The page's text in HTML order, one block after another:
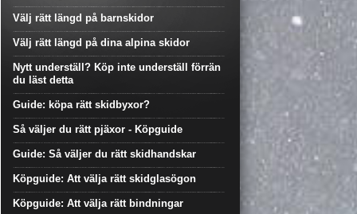
Välj rätt längd på barnskidor
Välj rätt längd på dina alpina skidor
Nytt underställ? Köp inte underställ förrän
du läst detta
Guide: köpa rätt skidbyxor?
Så väljer du rätt pjäxor - Köpguide
Guide: Så väljer du rätt skidhandskar
Köpguide: Att välja rätt skidglasögon
Köpguide: Att välja rätt bindningar